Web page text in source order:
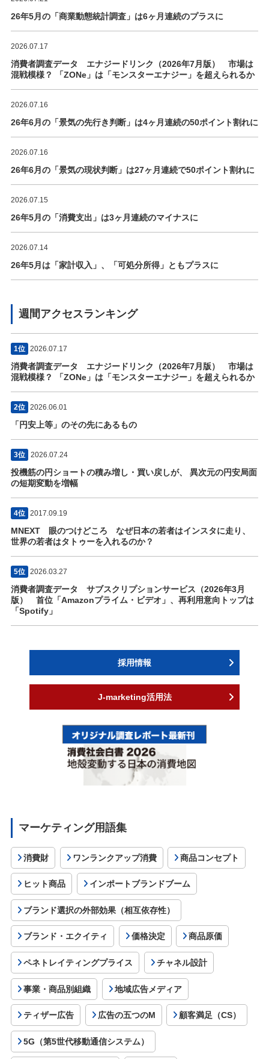
26年5月の「商業動態統計調査」は6ヶ月連続のプラスに
2026.07.17
消費者調査データ エナジードリンク（2026年7月版） 市場は
混戦模様？ 「ZONe」は「モンスターエナジー」を超えられるか
2026.07.16
26年6月の「景気の先行き判断」は4ヶ月連続の50ポイント割れに
2026.07.16
26年6月の「景気の現状判断」は27ヶ月連続で50ポイント割れに
2026.07.15
26年5月の「消費支出」は3ヶ月連続のマイナスに
2026.07.14
26年5月は「家計収入」、「可処分所得」ともプラスに
週間アクセスランキング
1位 2026.07.17
消費者調査データ エナジードリンク（2026年7月版） 市場は
混戦模様？ 「ZONe」は「モンスターエナジー」を超えられるか
2位 2026.06.01
「円安上等」のその先にあるもの
3位 2026.07.24
投機筋の円ショートの積み増し・買い戻しが、 異次元の円安局面
の短期変動を増幅
4位 2017.09.19
MNEXT 眼のつけどころ なぜ日本の若者はインスタに走り、
世界の若者はタトゥーを入れるのか？
5位 2026.03.27
消費者調査データ サブスクリプションサービス（2026年3月
版） 首位「Amazonプライム・ビデオ」、再利用意向トップは
「Spotify」
採用情報
J-marketing活用法
マーケティング用語集
消費財 ワンランクアップ消費 商品コンセプト
ヒット商品 インポートブランドブーム
ブランド選択の外部効果（相互依存性）
ブランド・エクイティ 価格決定 商品原価
ペネトレイティングプライス チャネル設計
事業・商品別組織 地域広告メディア
ティザー広告 広告の五つのM 顧客満足（CS）
5G（第5世代移動通信システム）